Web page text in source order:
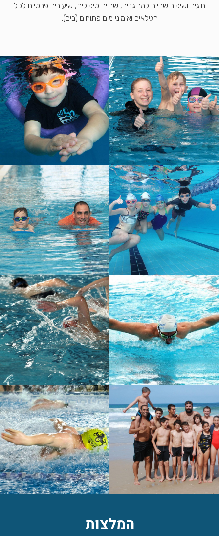
חוגים ושיפור שחייה למבוגרים, שחייה טיפולית, שיעורים פרטיים לכל
הגילאים ואימוני מים פתוחים (בים).
המלצות